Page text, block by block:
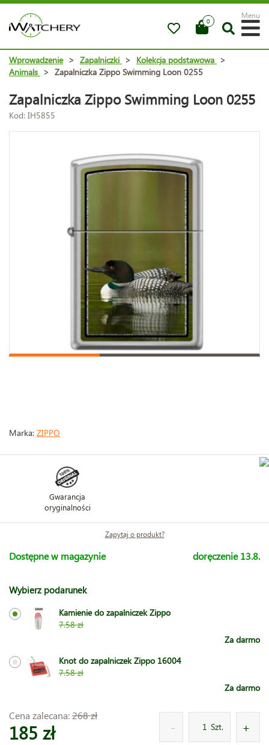
0
Menu
Wprowadzenie > Zapalniczki > Kolekcja podstawowa >
Animals > Zapalniczka Zippo Swimming Loon 0255
Zapalniczka Zippo Swimming Loon 0255
Kod: IH5855
Marka: ZIPPO
Gwarancja
oryginalności
Zapytaj o produkt?
Dostępne w magazynie doręczenie 13.8.
Wybierz podarunek
Kamienie do zapalniczek Zippo
7.58 zł
Za darmo
Knot do zapalniczek Zippo 16004
7.58 zł
Za darmo
Cena zalecana:268 zł
185 zł Szt.